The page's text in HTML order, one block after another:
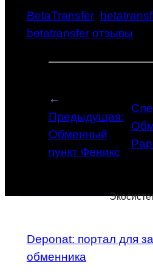
BetaTransfer
betatransfer отзывы
←
Предыдущая:
Обменный
пункт Феникс
Deponat: портал для
обменника